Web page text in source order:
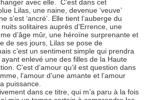
avec elle. C’est dans cet
Lilas, une naine, devenue ‘veuve’
s’est ‘ancré’. Elle tient l’auberge du
solitaires auprès d’Errence, une
d’âge mûr, une héroïne surprenante et
de ses jours, Lilas se pose de
c’est un sentiment simple qui prendra
enlevé une des filles de la Haute
C’est d’amour qu’il est question dans
l’amour d’une amante et l’amour
puissance.
dans ce titre, qui m’a paru à la fois